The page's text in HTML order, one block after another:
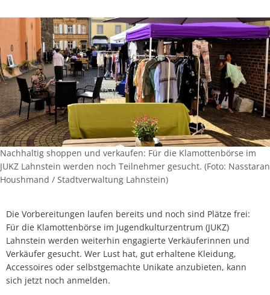
Nachhaltig shoppen und verkaufen: Für die Klamottenbörse im
JUKZ Lahnstein werden noch Teilnehmer gesucht. (Foto: Nasstaran
Houshmand / Stadtverwaltung Lahnstein)
Die Vorbereitungen laufen bereits und noch sind Plätze frei:
Für die Klamottenbörse im Jugendkulturzentrum (JUKZ)
Lahnstein werden weiterhin engagierte Verkäuferinnen und
Verkäufer gesucht. Wer Lust hat, gut erhaltene Kleidung,
Accessoires oder selbstgemachte Unikate anzubieten, kann
sich jetzt noch anmelden.